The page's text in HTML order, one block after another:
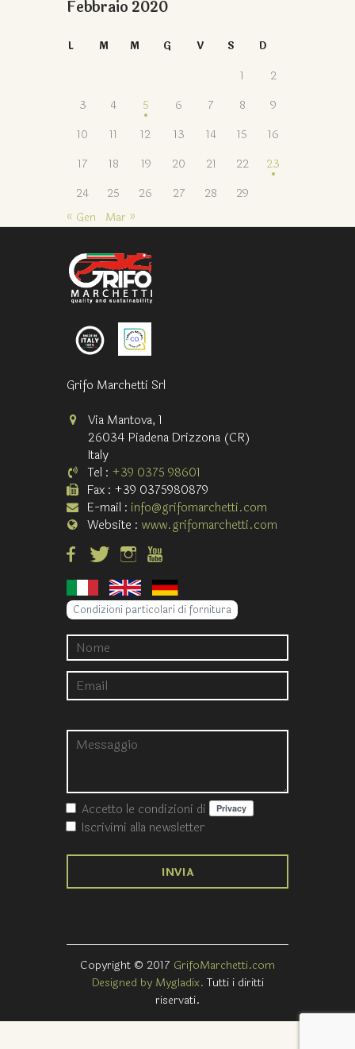
Febbraio 2020
L M M G V S D
1
2
3
4 5 6 7 8
9
10
11 12 13 14 15
16
17
18 19 20 21 22
23
24
25 26 27 28
29
« Gen
Mar »
Grifo Marchetti Srl
Via Mantova, 1
26034 Piadena Drizzona (CR)
Italy
Tel : +39 0375 98601
Fax : +39 0375980879
E-mail : info@grifomarchetti.com
Website : www.grifomarchetti.com
Condizioni particolari di fornitura
Accetto le condizioni di
Iscrivimi alla newsletter
Copyright © 2017 GrifoMarchetti.com
Designed by Mygladix. Tutti i diritti
riservati.